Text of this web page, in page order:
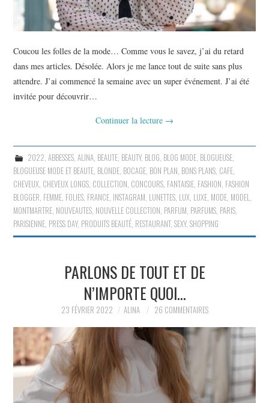
AJOUTANT MON PETIT
GRAIN DE FOLIE ET MES
PETITS TUYAUX…
Coucou les folles de la mode… Comme vous le savez, j’ai du retard
dans mes articles. Désolée. Alors je me lance tout de suite sans plus
attendre. J’ai commencé la semaine avec un super événement. J’ai été
invitée pour découvrir…
Continuer la lecture →
2022 ABBESSES, ALINA, BEAUTE, BEAUTY, BLOG BLOG MODE, BLOGUEUSE,
BLOGUEUSE MODE ET BEAUTE BLONDE BOCAGE BON PLAN BONS PLANS CAFE
CHEVEUX CHEVEUX LONGS COLLECTION CONCOURS FANTAISIE FASHION FASHION
BLOGGER FEMME FOLIES FRANCE INSTAGRAM LUNETTES LUX LUXE MODE MODEL
MONTMARTRE NOUVEAUTES NOUVELLE COLLECTION PARFUM PARFUMS PARIS
PARISIENNE PRESS DAY, PRODUITS BEAUTÉ RESTAURANT,SEXY,SHOPPING
PARLONS DE TOUT ET DE
N’IMPORTE QUOI…
23 FÉVRIER 2022 ALINA 26 COMMENTAIRES